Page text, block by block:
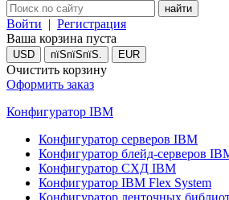
Войти | Регистрация
Ваша корзина пуста
USD пїЅпїЅпїЅ. EUR
Очистить корзину
Оформить заказ
Конфигуратор IBM
Конфигуратор серверов IBM
Конфигуратор блейд-серверов
Конфигуратор СХД IBM
Конфигуратор IBM Flex System
Конфигуратор ленточных